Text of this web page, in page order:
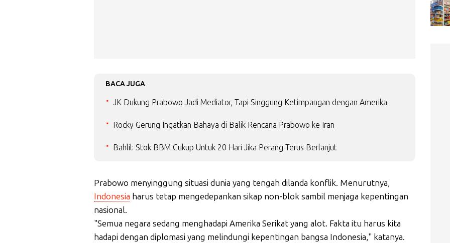
BACA JUGA
JK Dukung Prabowo Jadi Mediator, Tapi Singgung Ketimpangan dengan Amerika
Rocky Gerung Ingatkan Bahaya di Balik Rencana Prabowo ke Iran
Bahlil: Stok BBM Cukup Untuk 20 Hari Jika Perang Terus Berlanjut
Prabowo menyinggung situasi dunia yang tengah dilanda konflik. Menurutnya,
Indonesia harus tetap mengedepankan sikap non-blok sambil menjaga kepentingan
nasional.
"Semua negara sedang menghadapi Amerika Serikat yang alot. Fakta itu harus kita
hadapi dengan diplomasi yang melindungi kepentingan bangsa Indonesia," katanya.